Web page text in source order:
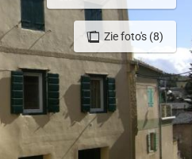
Zie foto's (8)